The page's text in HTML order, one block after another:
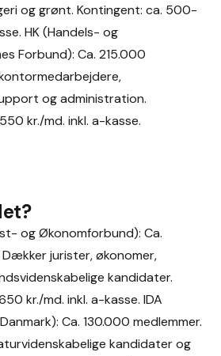
og grønt. Kontingent: ca. 500-
HK (Handels- og
Forbund): Ca. 215.000
og administration.
kr./md. inkl. a-kasse.
og Økonomforbund): Ca.
jurister, økonomer,
kandidater.
kr./md. inkl. a-kasse. IDA
Ca. 130.000 medlemmer.
kandidater og